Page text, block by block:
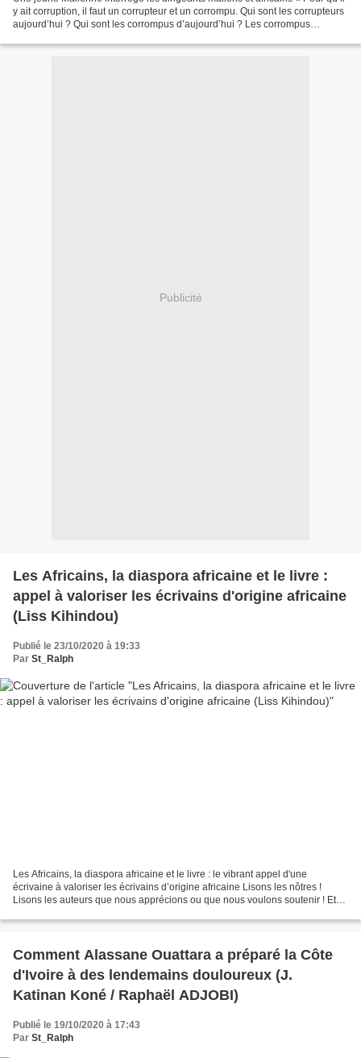
y ait corruption, il faut un corrupteur et un corrompu. Qui sont les corrupteurs
aujourd’hui ? Qui sont les corrompus d’aujourd’hui ? Les corrompus
Publicité
Les Africains, la diaspora africaine et le livre :
appel à valoriser les écrivains d'origine africaine
(Liss Kihindou)
Publié le 23/10/2020 à 19:33
Par St_Ralph
Les Africains, la diaspora africaine et le livre : le vibrant appel d'une
écrivaine à valoriser les écrivains d’origine africaine Lisons les nôtres !
Lisons les auteurs que nous apprécions ou que nous voulons soutenir ! Et
Comment Alassane Ouattara a préparé la Côte
d'Ivoire à des lendemains douloureux (J.
Katinan Koné / Raphaël ADJOBI)
Publié le 19/10/2020 à 17:43
Par St_Ralph